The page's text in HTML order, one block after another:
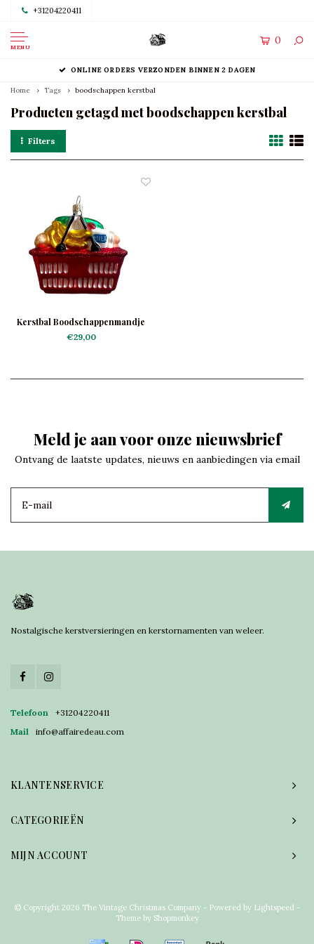
+31204220411
MENU
0
ONLINE ORDERS VERZONDEN BINNEN 2 DAGEN
Home Tags boodschappen kerstbal
Producten getagd met boodschappen kerstbal
Filters
Kerstbal Boodschappenmandje
€29,00
Meld je aan voor onze nieuwsbrief
Ontvang de laatste updates, nieuws en aanbiedingen via email
Nostalgische kerstversieringen en kerstornamenten van weleer.
Telefoon
+31204220411
Mail
info@affairedeau.com
KLANTENSERVICE
CATEGORIEËN
MIJN ACCOUNT
© Copyright 2026 The Vintage Christmas Company - Powered by Lightspeed -
Theme by Shopmonkey